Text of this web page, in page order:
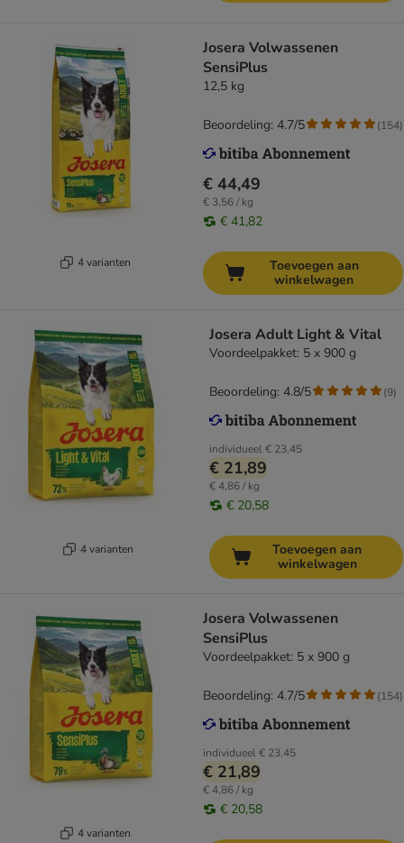
4 varianten
Josera Volwassenen
SensiPlus
12,5 kg
€ 44,49
€ 3,56 / kg
€ 41,82
Beoordeling: 4.7/5 (154)
Toevoegen aan
winkelwagen
4 varianten
Josera Adult Light & Vital
Voordeelpakket: 5 x 900 g
individueel€ 23,45
€ 21,89
€ 4,86 / kg
€ 20,58
Beoordeling: 4.8/5 (9)
Toevoegen aan
winkelwagen
4 varianten
Josera Volwassenen
SensiPlus
Voordeelpakket: 5 x 900 g
individueel€ 23,45
€ 21,89
€ 4,86 / kg
€ 20,58
Beoordeling: 4.7/5 (154)